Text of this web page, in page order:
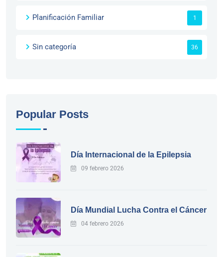
Planificación Familiar 1
Sin categoría 36
Popular Posts
Día Internacional de la Epilepsia
09 febrero 2026
Día Mundial Lucha Contra el Cáncer
04 febrero 2026